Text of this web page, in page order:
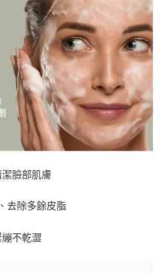
臉部肌膚
去除多餘皮脂
不乾澀